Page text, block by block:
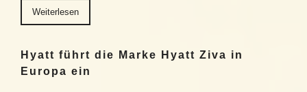
Weiterlesen
Hyatt führt die Marke Hyatt Ziva in
Europa ein